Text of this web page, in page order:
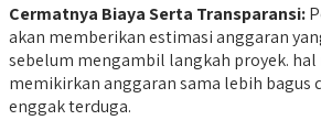
Cermatnya Biaya Serta Transparansi:
akan memberikan estimasi anggaran
sebelum mengambil langkah proyek.
memikirkan anggaran sama lebih bagus
enggak terduga.